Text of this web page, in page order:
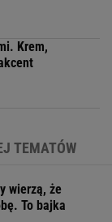
Krem,
TEMATÓW
wierzą, że
To bajka